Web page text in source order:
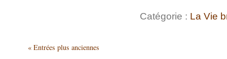
Catégorie : La Vie
« Entrées plus anciennes